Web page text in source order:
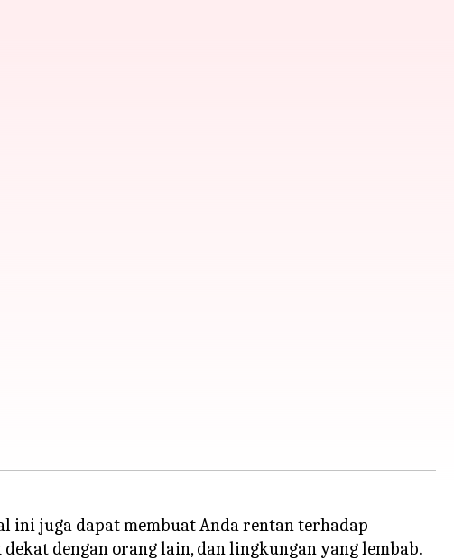
ini juga dapat membuat Anda rentan terhadap
dengan orang lain, dan lingkungan yang lembab.